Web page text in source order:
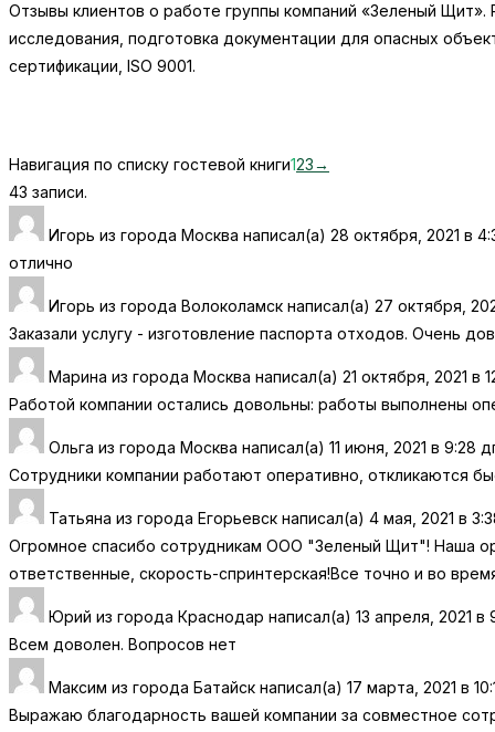
Отзывы клиентов о работе группы компаний «Зеленый
исследования, подготовка документации для опасных
сертификации, ISO 9001.
Навигация по списку гостевой книги123→
43 записи.
Игорь из города Москва написал(а) 28 октября, 2021 в
отлично
Игорь из города Волоколамск написал(а) 27 октября,
Заказали услугу - изготовление паспорта отходов. Очень
Марина из города Москва написал(а) 21 октября, 2021 в
Работой компании остались довольны: работы выполнены
Ольга из города Москва написал(а) 11 июня, 2021 в 9:28
Сотрудники компании работают оперативно, откликаются
Татьяна из города Егорьевск написал(а) 4 мая, 2021 в
Огромное спасибо сотрудникам ООО "Зеленый Щит"! Наша
ответственные, скорость-спринтерская!Все точно и во
Юрий из города Краснодар написал(а) 13 апреля, 2021 в
Всем доволен. Вопросов нет
Максим из города Батайск написал(а) 17 марта, 2021 в
Выражаю благодарность вашей компании за совместное